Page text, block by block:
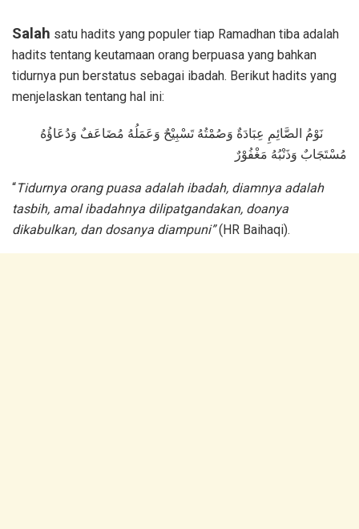
Salah satu hadits yang populer tiap Ramadhan tiba adalah
hadits tentang keutamaan orang berpuasa yang bahkan
tidurnya pun berstatus sebagai ibadah. Berikut hadits yang
menjelaskan tentang hal ini:
نَوْمُ الصَّائِمِ عِبَادَةٌ وَصُمْتُهُ تَسْبِيْحٌ وَعَمَلُهُ مُضَاعَفٌ وَدُعَاؤُهُ
مُسْتَجَابٌ وَذَنْبُهُ مَغْفُوْرٌ
“Tidurnya orang puasa adalah ibadah, diamnya adalah
tasbih, amal ibadahnya dilipatgandakan, doanya
dikabulkan, dan dosanya diampuni”(HR Baihaqi).